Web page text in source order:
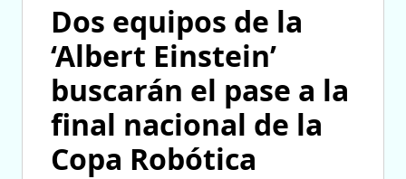
Dos equipos de la
‘Albert Einstein’
buscarán el pase a la
final nacional de la
Copa Robótica